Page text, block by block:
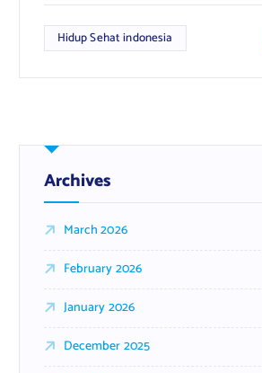
Hidup Sehat indonesia
Archives
March 2026
February 2026
January 2026
December 2025